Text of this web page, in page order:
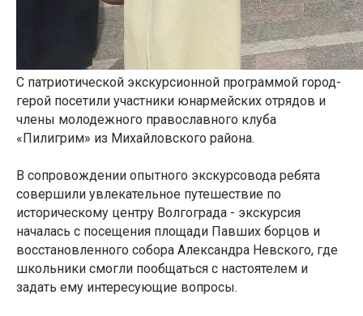
С патриотической экскурсионной программой город-
герой посетили участники юнармейских отрядов и
члены молодежного православного клуба
«Пилигрим» из Михайловского района.
В сопровождении опытного экскурсовода ребята
совершили увлекательное путешествие по
историческому центру Волгограда - экскурсия
началась с посещения площади Павших борцов и
восстановленного собора Александра Невского, где
школьники смогли пообщаться с настоятелем и
задать ему интересующие вопросы.